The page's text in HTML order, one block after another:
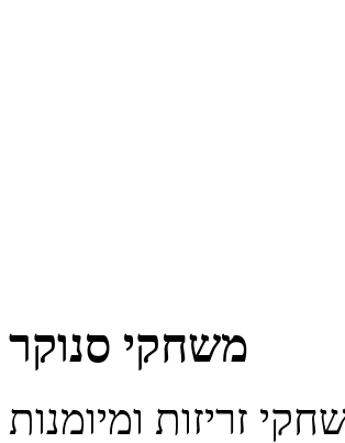
משחקי סנוקר